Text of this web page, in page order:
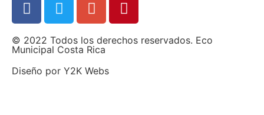
© 2022 Todos los derechos reservados. Eco
Municipal Costa Rica
Diseño por Y2K Webs